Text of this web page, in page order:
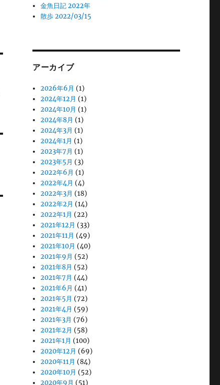
金魚日記 2022年
散歩 2022/03/15
アーカイブ
2026年6月 (1)
2024年12月 (1)
2024年10月 (1)
2024年8月 (1)
2024年3月 (1)
2024年1月 (1)
2023年7月 (1)
2023年5月 (3)
2022年6月 (1)
2022年4月 (4)
2022年3月 (18)
2022年2月 (14)
2022年1月 (22)
2021年12月 (33)
2021年11月 (49)
2021年10月 (40)
2021年9月 (52)
2021年8月 (52)
2021年7月 (44)
2021年6月 (41)
2021年5月 (72)
2021年4月 (59)
2021年3月 (76)
2021年2月 (58)
2021年1月 (100)
2020年12月 (69)
2020年11月 (84)
2020年10月 (52)
2020年9月 (51)